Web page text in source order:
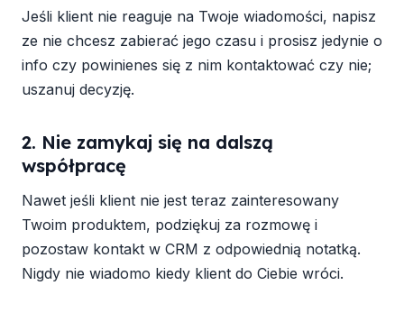
Jeśli klient nie reaguje na Twoje wiadomości, napisz
ze nie chcesz zabierać jego czasu i prosisz jedynie o
info czy powinienes się z nim kontaktować czy nie;
uszanuj decyzję.
2. Nie zamykaj się na dalszą
współpracę
Nawet jeśli klient nie jest teraz zainteresowany
Twoim produktem, podziękuj za rozmowę i
pozostaw kontakt w CRM z odpowiednią notatką.
Nigdy nie wiadomo kiedy klient do Ciebie wróci.